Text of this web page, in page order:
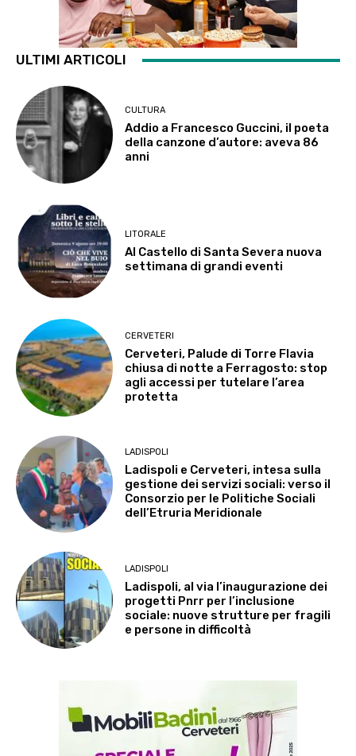
ULTIMI ARTICOLI
CULTURA
Addio a Francesco Guccini, il poeta
della canzone d’autore: aveva 86
anni
LITORALE
Al Castello di Santa Severa nuova
settimana di grandi eventi
CERVETERI
Cerveteri, Palude di Torre Flavia
chiusa di notte a Ferragosto: stop
agli accessi per tutelare l’area
protetta
LADISPOLI
Ladispoli e Cerveteri, intesa sulla
gestione dei servizi sociali: verso il
Consorzio per le Politiche Sociali
dell’Etruria Meridionale
LADISPOLI
Ladispoli, al via l’inaugurazione dei
progetti Pnrr per l’inclusione
sociale: nuove strutture per fragili
e persone in difficoltà